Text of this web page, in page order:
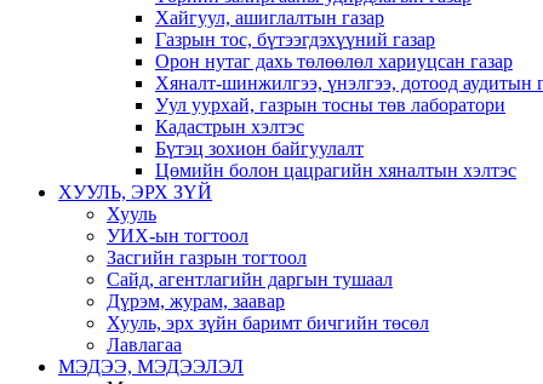
Хайгуул, ашиглалтын газар
Газрын тос, бүтээгдэхүүний газар
Орон нутаг дахь төлөөлөл хариуцсан газар
Хяналт-шинжилгээ, үнэлгээ, дотоод аудитын
Уул уурхай, газрын тосны төв лаборатори
Кадастрын хэлтэс
Бүтэц зохион байгуулалт
Цөмийн болон цацрагийн хяналтын хэлтэс
ХУУЛЬ, ЭРХ ЗҮЙ
Хууль
УИХ-ын тогтоол
Засгийн газрын тогтоол
Сайд, агентлагийн даргын тушаал
Дүрэм, журам, заавар
Хууль, эрх зүйн баримт бичгийн төсөл
Лавлагаа
МЭДЭЭ, МЭДЭЭЛЭЛ